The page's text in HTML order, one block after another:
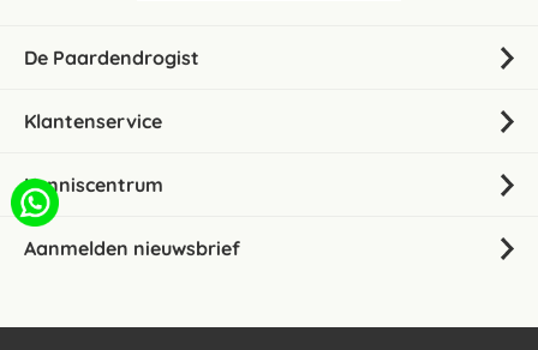
De Paardendrogist
Klantenservice
Kenniscentrum
Aanmelden nieuwsbrief